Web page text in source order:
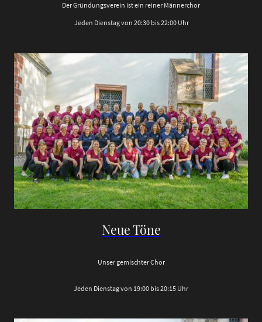
Der Gründungsverein ist ein reiner Männerchor
Jeden Dienstag von 20:30 bis 22:00 Uhr
Neue Töne
Unser gemischter Chor
Jeden Dienstag von 19:00 bis 20:15 Uhr